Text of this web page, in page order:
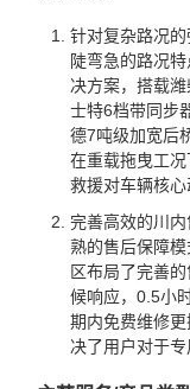
针对复杂路况
陡弯急的路况
决方案，搭载
士特6档带同步
德7吨级加宽后
在重载拖曳工
救援对车辆核心
完善高效的川
熟的售后保障
区布局了完善
候响应，0.5小
期内免费维修
决了用户对于专